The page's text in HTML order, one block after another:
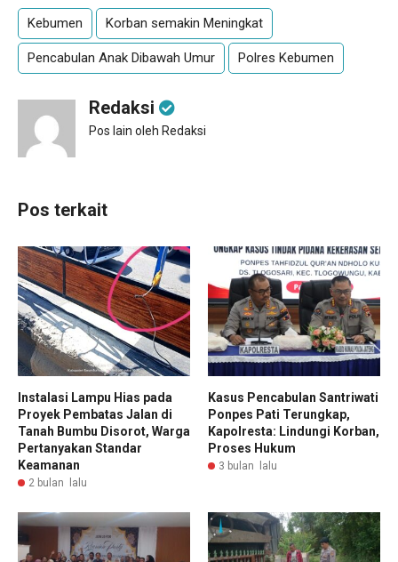
Kebumen Korban semakin Meningkat
Pencabulan Anak Dibawah Umur Polres Kebumen
Redaksi
Pos lain oleh Redaksi
Pos terkait
Instalasi Lampu Hias pada
Proyek Pembatas Jalan di
Tanah Bumbu Disorot, Warga
Pertanyakan Standar
Keamanan
2 bulan lalu
Kasus Pencabulan Santriwati
Ponpes Pati Terungkap,
Kapolresta: Lindungi Korban,
Proses Hukum
3 bulan lalu